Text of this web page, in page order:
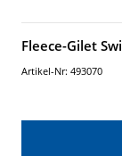
Fleece-Gilet
Artikel-Nr: 493070